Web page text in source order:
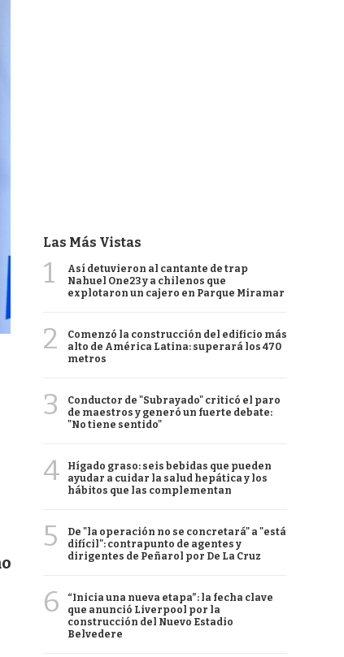
Las Más Vistas
1
Así detuvieron al cantante de trap
Nahuel One23 y a chilenos que
explotaron un cajero en Parque Miramar
2
Comenzó la construcción del edificio más
alto de América Latina: superará los 470
metros
3
Conductor de "Subrayado" criticó el paro
de maestros y generó un fuerte debate:
"No tiene sentido"
4
Hígado graso: seis bebidas que pueden
ayudar a cuidar la salud hepática y los
hábitos que las complementan
5
De "la operación no se concretará" a "está
difícil": contrapunto de agentes y
dirigentes de Peñarol por De La Cruz
6
“Inicia una nueva etapa”: la fecha clave
que anunció Liverpool por la
construcción del Nuevo Estadio
Belvedere